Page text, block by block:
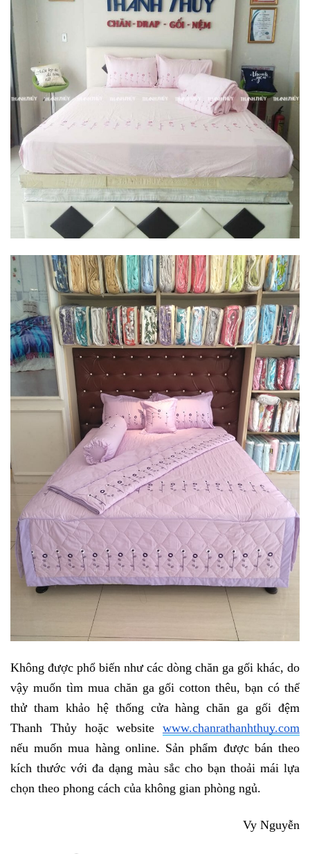
Không được phổ biến như các dòng chăn ga gối khác, do
vậy muốn tìm mua chăn ga gối cotton thêu, bạn có thể
thử tham khảo hệ thống cửa hàng chăn ga gối đệm
Thanh Thủy hoặc website www.chanrathanhthuy.com
nếu muốn mua hàng online. Sản phẩm được bán theo
kích thước với đa dạng màu sắc cho bạn thoải mái lựa
chọn theo phong cách của không gian phòng ngủ.
Vy Nguyễn